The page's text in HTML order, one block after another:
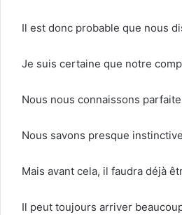
Il est donc probable que nous
Je suis certaine que notre
Nous nous connaissons
Nous savons presque
Mais avant cela, il faudra déjà
Il peut toujours arriver